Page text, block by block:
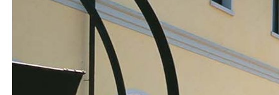
Sistema POSA PAVIMENTI E RIVESTIMENTI AQUAZIP – IMPERMEABILIZZANTI